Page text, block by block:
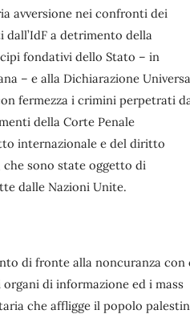
avversione nei confronti dei
a detrimento della
fondativi dello Stato – in
– e alla Dichiarazione
fermezza i crimini perpetrati
della Corte Penale
internazionale e del diritto
sono state oggetto di
dalle Nazioni Unite.
di fronte alla noncuranza con
di informazione ed i mass
che affligge il popolo